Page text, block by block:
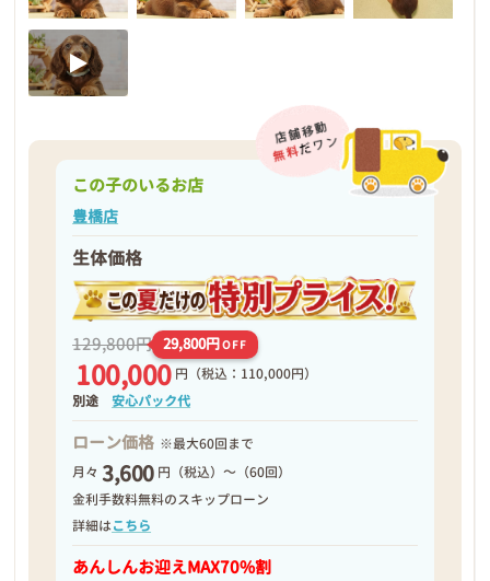
この子のいるお店
豊橋店
生体価格
129,800円 29,800円OFF
100,000 円 （税込：110,000円）
別途安心パック代
ローン価格 ※最大60回まで
月々 3,600 円（税込）～（60回）
金利手数料無料のスキップローン
詳細はこちら
あんしんお迎えMAX70%割